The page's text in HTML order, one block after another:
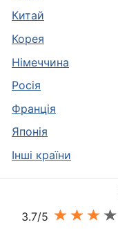
Китай
Корея
Німеччина
Росія
Франція
Японія
Інші країни
3.7/5